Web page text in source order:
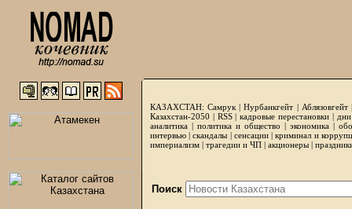
КАЗАХСТАН: Самрук |Нурбанкгейт | Аблязовгейт
Казахстан-2050 | RSS|кадровые перестановки|
аналитика | политика и общество | экономика |
интервью |скандалы | сенсации|криминал и
империализм | трагедии и ЧП | акционеры |
Поиск